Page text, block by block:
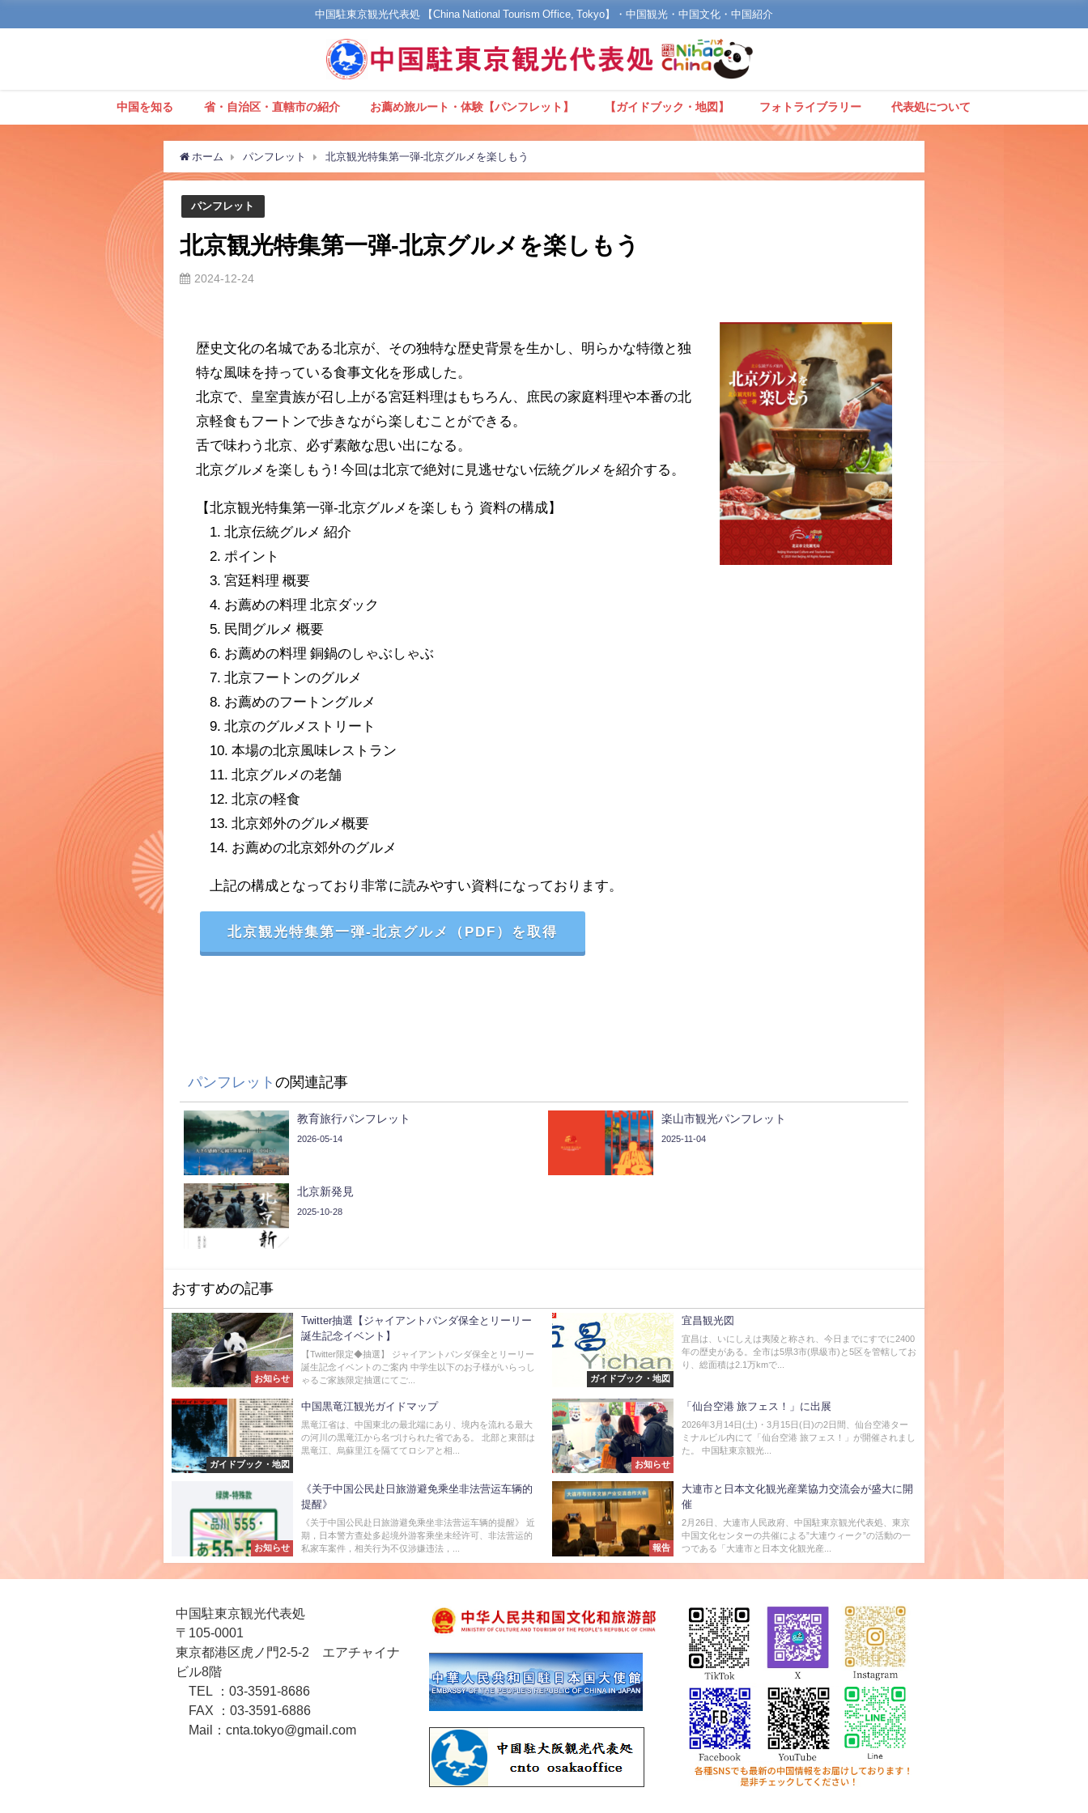
中国駐東京観光代表処 【China National Tourism Office, Tokyo】・中国観光・中国文化・中国紹介
中国を知る 省・自治区・直轄市の紹介 お薦め旅ルート・体験【パンフレット】 【ガイドブック・地図】 フォトライブラリー 代表処について
ホーム パンフレット 北京観光特集第一弾-北京グルメを楽しもう
パンフレット
北京観光特集第一弾-北京グルメを楽しもう
2024-12-24
歴史文化の名城である北京が、その独特な歴史背景を生かし、明らかな特徴と独
特な風味を持っている食事文化を形成した。
北京で、皇室貴族が召し上がる宮廷料理はもちろん、庶民の家庭料理や本番の北
京軽食もフートンで歩きながら楽しむことができる。
舌で味わう北京、必ず素敵な思い出になる。
北京グルメを楽しもう! 今回は北京で絶対に見逃せない伝統グルメを紹介する。
【北京観光特集第一弾-北京グルメを楽しもう 資料の構成】
1. 北京伝統グルメ 紹介
2. ポイント
3. 宮廷料理 概要
4. お薦めの料理 北京ダック
5. 民間グルメ 概要
6. お薦めの料理 銅鍋のしゃぶしゃぶ
7. 北京フートンのグルメ
8. お薦めのフートングルメ
9. 北京のグルメストリート
10. 本場の北京風味レストラン
11. 北京グルメの老舗
12. 北京の軽食
13. 北京郊外のグルメ概要
14. お薦めの北京郊外のグルメ
上記の構成となっており非常に読みやすい資料になっております。
北京観光特集第一弾-北京グルメ（PDF）を取得
パンフレット の関連記事
教育旅行パンフレット
2026-05-14
楽山市観光パンフレット
2025-11-04
北京新発見
2025-10-28
おすすめの記事
お知らせ
Twitter抽選【ジャイアントパンダ保全とリーリー
誕生記念イベント】
【Twitter限定◆抽選】 ジャイアントパンダ保全とリーリー
誕生記念イベントのご案内 中学生以下のお子様がいらっし
ゃるご家族限定抽選にてご...
ガイドブック・地図
宜昌観光図
宜昌は、いにしえは夷陵と称され、今日までにすでに2400
年の歴史がある。全市は5県3市(県級市)と5区を管轄してお
り、総面積は2.1万kmで...
ガイドブック・地図
中国黒竜江観光ガイドマップ
黒竜江省は、中国東北の最北端にあり、境内を流れる最大
の河川の黒竜江から名づけられた省である。 北部と東部は
黒竜江、烏蘇里江を隔ててロシアと相...
お知らせ
「仙台空港 旅フェス！」に出展
2026年3月14日(土)・3月15日(日)の2日間、仙台空港ター
ミナルビル内にて「仙台空港 旅フェス！」が開催されまし
た。 中国駐東京観光...
お知らせ
《关于中国公民赴日旅游避免乘坐非法营运车辆的
提醒》
《关于中国公民赴日旅游避免乘坐非法营运车辆的提醒》 近
期，日本警方查处多起境外游客乘坐未经许可、非法营运的
私家车案件，相关行为不仅涉嫌违法，...
報告
大連市と日本文化観光産業協力交流会が盛大に開
催
2月26日、大連市人民政府、中国駐東京観光代表処、東京
中国文化センターの共催による”大連ウィーク”の活動の一
つである「大連市と日本文化観光産...
中国駐東京観光代表処
〒105-0001
東京都港区虎ノ門2-5-2 エアチャイナ
ビル8階
TEL ：03-3591-8686
FAX ：03-3591-6886
Mail：cnta.tokyo@gmail.com